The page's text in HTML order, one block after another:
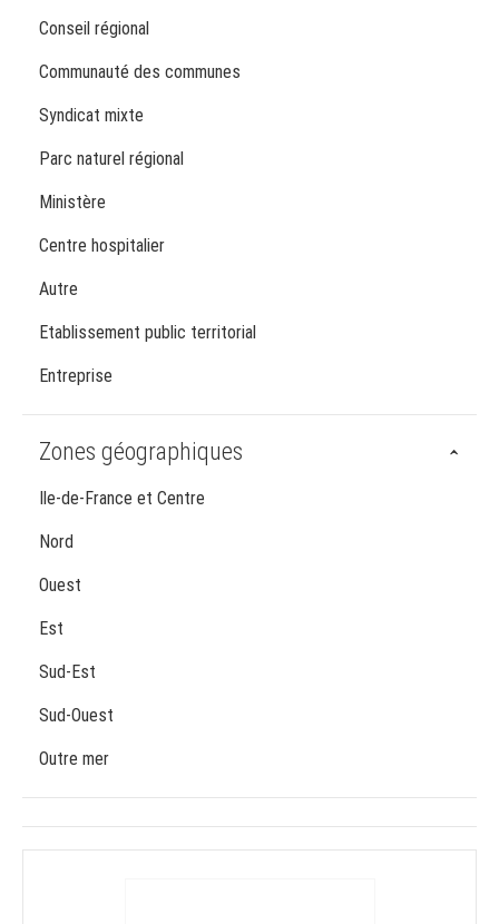
Conseil régional
Communauté des communes
Syndicat mixte
Parc naturel régional
Ministère
Centre hospitalier
Autre
Etablissement public territorial
Entreprise
Zones géographiques
Ile-de-France et Centre
Nord
Ouest
Est
Sud-Est
Sud-Ouest
Outre mer